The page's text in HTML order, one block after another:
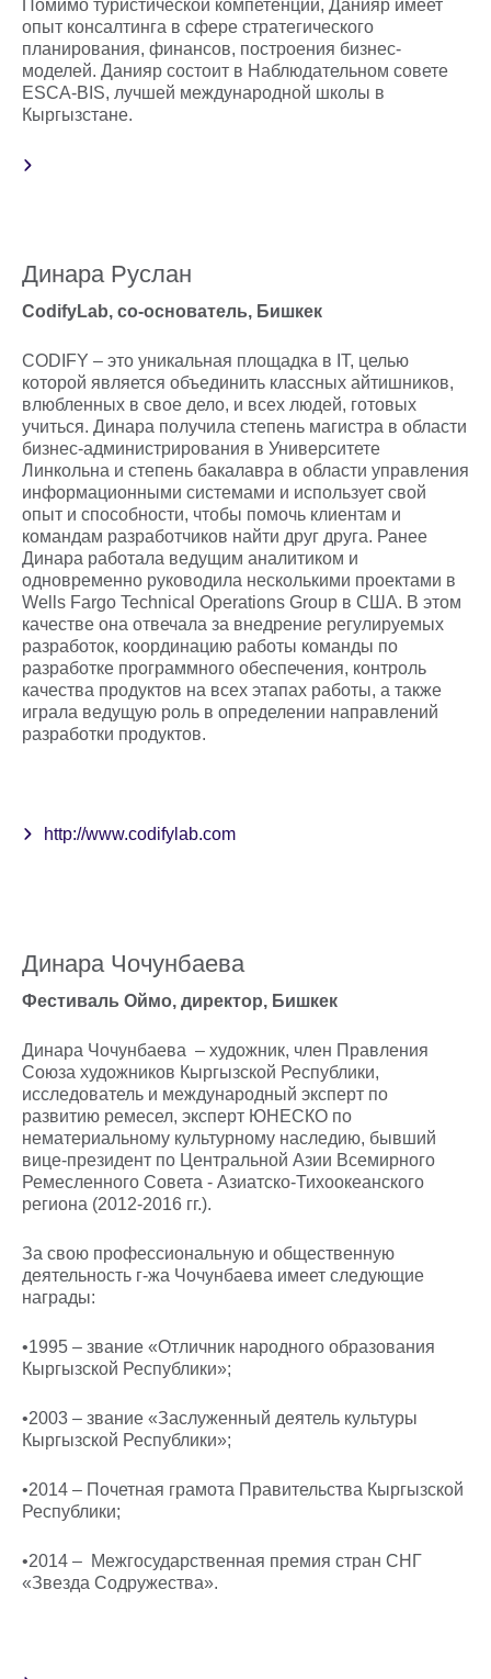
Помимо туристической компетенции, Данияр имеет
опыт консалтинга в сфере стратегического
планирования, финансов, построения бизнес-
моделей. Данияр состоит в Наблюдательном совете
ESCA-BIS, лучшей международной школы в
Кыргызстане.
Динара Руслан
CodifyLab, со-основатель, Бишкек
CODIFY – это уникальная площадка в IT, целью
которой является объединить классных айтишников,
влюбленных в свое дело, и всех людей, готовых
учиться. Динара получила степень магистра в области
бизнес-администрирования в Университете
Линкольна и степень бакалавра в области управления
информационными системами и использует свой
опыт и способности, чтобы помочь клиентам и
командам разработчиков найти друг друга. Ранее
Динара работала ведущим аналитиком и
одновременно руководила несколькими проектами в
Wells Fargo Technical Operations Group в США. В этом
качестве она отвечала за внедрение регулируемых
разработок, координацию работы команды по
разработке программного обеспечения, контроль
качества продуктов на всех этапах работы, а также
играла ведущую роль в определении направлений
разработки продуктов.
http://www.codifylab.com
Динара Чочунбаева
Фестиваль Оймо, директор, Бишкек
Динара Чочунбаева – художник, член Правления
Союза художников Кыргызской Республики,
исследователь и международный эксперт по
развитию ремесел, эксперт ЮНЕСКО по
нематериальному культурному наследию, бывший
вице-президент по Центральной Азии Всемирного
Ремесленного Совета - Азиатско-Тихоокеанского
региона (2012-2016 гг.).
За свою профессиональную и общественную
деятельность г-жа Чочунбаева имеет следующие
награды:
•1995 – звание «Отличник народного образования
Кыргызской Республики»;
•2003 – звание «Заслуженный деятель культуры
Кыргызской Республики»;
•2014 – Почетная грамота Правительства Кыргызской
Республики;
•2014 – Межгосударственная премия стран СНГ
«Звезда Содружества».